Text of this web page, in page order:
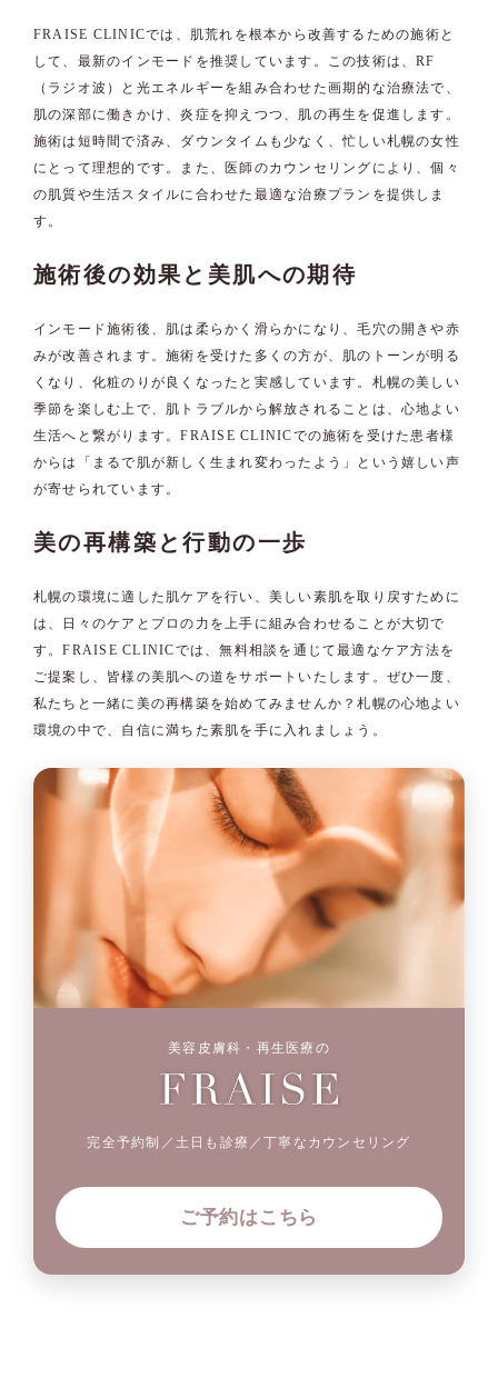
FRAISE CLINICでは、肌荒れを根本から改善するための施術と
して、最新のインモードを推奨しています。この技術は、RF
（ラジオ波）と光エネルギーを組み合わせた画期的な治療法で、
肌の深部に働きかけ、炎症を抑えつつ、肌の再生を促進します。
施術は短時間で済み、ダウンタイムも少なく、忙しい札幌の女性
にとって理想的です。また、医師のカウンセリングにより、個々
の肌質や生活スタイルに合わせた最適な治療プランを提供しま
す。
施術後の効果と美肌への期待
インモード施術後、肌は柔らかく滑らかになり、毛穴の開きや赤
みが改善されます。施術を受けた多くの方が、肌のトーンが明る
くなり、化粧のりが良くなったと実感しています。札幌の美しい
季節を楽しむ上で、肌トラブルから解放されることは、心地よい
生活へと繋がります。FRAISE CLINICでの施術を受けた患者様
からは「まるで肌が新しく生まれ変わったよう」という嬉しい声
が寄せられています。
美の再構築と行動の一歩
札幌の環境に適した肌ケアを行い、美しい素肌を取り戻すために
は、日々のケアとプロの力を上手に組み合わせることが大切で
す。FRAISE CLINICでは、無料相談を通じて最適なケア方法を
ご提案し、皆様の美肌への道をサポートいたします。ぜひ一度、
私たちと一緒に美の再構築を始めてみませんか？札幌の心地よい
環境の中で、自信に満ちた素肌を手に入れましょう。
美容皮膚科・再生医療の
完全予約制／土日も診療／丁寧なカウンセリング
ご予約はこちら